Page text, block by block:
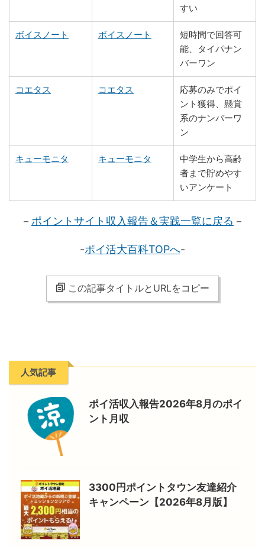
すい
ボイスノート ボイスノート
短時間で回答可
能、タイパナン
バーワン
コエタス コエタス
応募のみでポイ
ント獲得、懸賞
系のナンバーワ
ン
キューモニタ キューモニタ
中学生から高齢
者まで貯めやす
いアンケート
－ ポイントサイト収入報告＆実践一覧に戻る －
-ポイ活大百科TOPへ-
この記事タイトルとURLをコピー
人気記事
ポイ活収入報告2026年8月のポイ
ント月収
3300円ポイントタウン友達紹介
キャンペーン【2026年8月版】